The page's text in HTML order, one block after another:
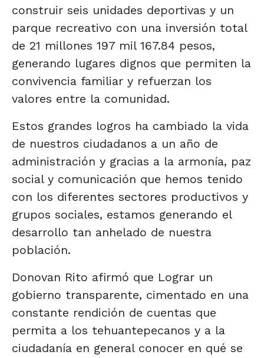
construir seis unidades deportivas y un
parque recreativo con una inversión total
de 21 millones 197 mil 167.84 pesos,
generando lugares dignos que permiten la
convivencia familiar y refuerzan los
valores entre la comunidad.
Estos grandes logros ha cambiado la vida
de nuestros ciudadanos a un año de
administración y gracias a la armonía, paz
social y comunicación que hemos tenido
con los diferentes sectores productivos y
grupos sociales, estamos generando el
desarrollo tan anhelado de nuestra
población.
Donovan Rito afirmó que Lograr un
gobierno transparente, cimentado en una
constante rendición de cuentas que
permita a los tehuantepecanos y a la
ciudadanía en general conocer en qué se